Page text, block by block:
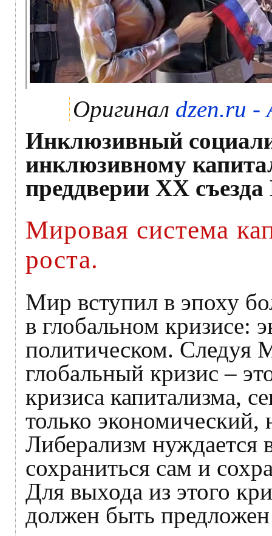
Оригинал dzen.ru -
Инклюзивный
инклюзивному
преддверии XX
Мировая система
роста.
Мир вступил в эпоху
в глобальном кризисе:
политическом. Следуя
глобальный кризис –
кризиса капитализма,
только экономический,
Либерализм нуждается
сохраниться сам и
Для выхода из этого
должен быть